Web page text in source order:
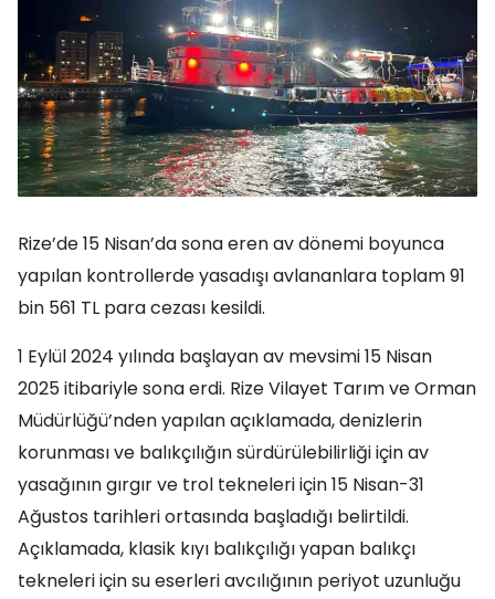
Rize’de 15 Nisan’da sona eren av dönemi boyunca
yapılan kontrollerde yasadışı avlananlara toplam 91
bin 561 TL para cezası kesildi.
1 Eylül 2024 yılında başlayan av mevsimi 15 Nisan
2025 itibariyle sona erdi. Rize Vilayet Tarım ve Orman
Müdürlüğü’nden yapılan açıklamada, denizlerin
korunması ve balıkçılığın sürdürülebilirliği için av
yasağının gırgır ve trol tekneleri için 15 Nisan-31
Ağustos tarihleri ortasında başladığı belirtildi.
Açıklamada, klasik kıyı balıkçılığı yapan balıkçı
tekneleri için su eserleri avcılığının periyot uzunluğu